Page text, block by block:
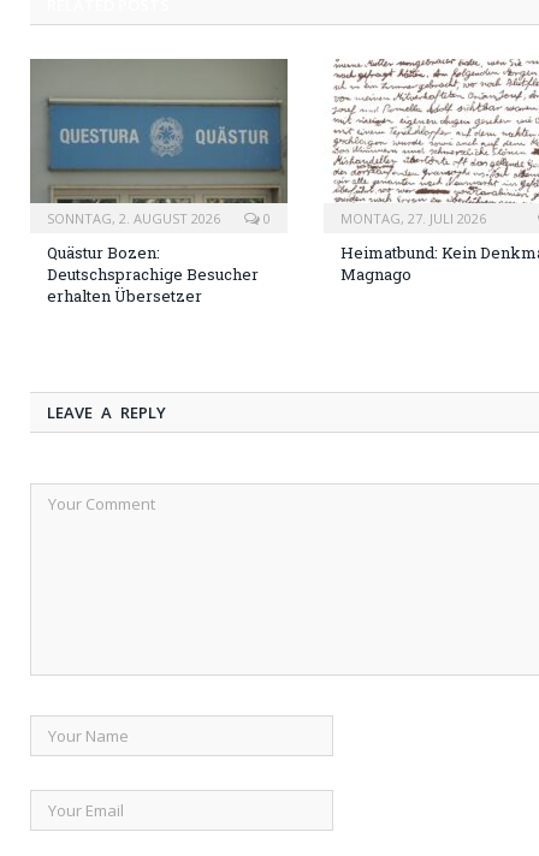
SONNTAG, 2. AUGUST 2026 0
Quästur Bozen:
Deutschsprachige Besucher
erhalten Übersetzer
MONTAG, 27. JULI 2026
Heimatbund: Kein
Magnago
LEAVE A REPLY